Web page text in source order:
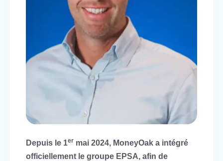
Depuis le 1er mai 2024, MoneyOak a intégré
officiellement le groupe EPSA, afin de